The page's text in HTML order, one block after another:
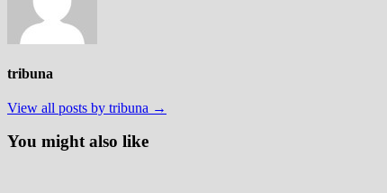
tribuna
View all posts by tribuna →
You might also like